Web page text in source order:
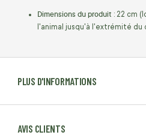
PLUS D'INFORMATIONS
AVIS CLIENTS
Dimensions du produit : 22 cm
l'animal jusqu'à l'extrémité du